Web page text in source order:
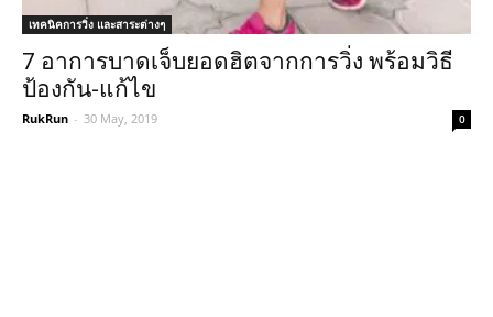
เทคนิคการวิ่ง และสาระต่างๆ
7 อาการบาดเจ็บยอดฮิตจากการวิ่ง พร้อมวิธี
ป้องกัน-แก้ไข
RukRun - 30 May, 2019 0